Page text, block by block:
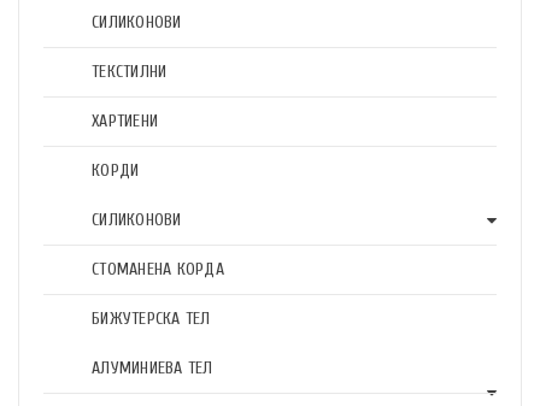
СИЛИКОНОВИ
ТЕКСТИЛНИ
ХАРТИЕНИ
КОРДИ
СИЛИКОНОВИ
СТОМАНЕНА КОРДА
БИЖУТЕРСКА ТЕЛ
АЛУМИНИЕВА ТЕЛ